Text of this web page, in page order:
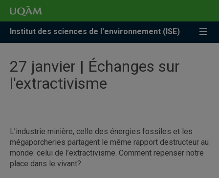
Accéder
recherche
Accéder
menu
pricipal
Accéder
zone
Institut des sciences de l'environnement (ISE)
27 janvier | Échanges sur
l'extractivisme
L’industrie minière, celle des énergies fossiles et les
mégaporcheries partagent le même rapport destructeur au
monde: celui de l’extractivisme. Comment repenser notre
place dans le vivant?